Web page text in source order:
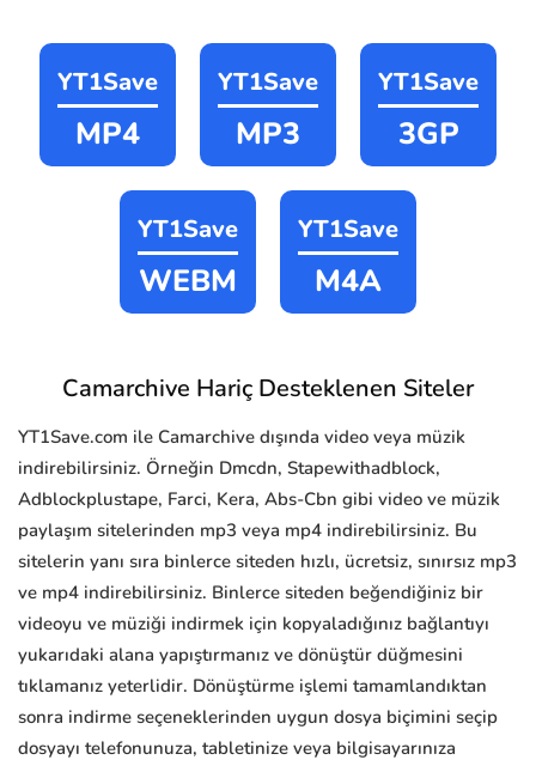
YT1Save
MP4
YT1Save
MP3
YT1Save
3GP
YT1Save
WEBM
YT1Save
M4A
Camarchive Hariç Desteklenen Siteler
YT1Save.com ile Camarchive dışında video veya müzik
indirebilirsiniz. Örneğin Dmcdn, Stapewithadblock,
Adblockplustape, Farci, Kera, Abs-Cbn gibi video ve müzik
paylaşım sitelerinden mp3 veya mp4 indirebilirsiniz. Bu
sitelerin yanı sıra binlerce siteden hızlı, ücretsiz, sınırsız mp3
ve mp4 indirebilirsiniz. Binlerce siteden beğendiğiniz bir
videoyu ve müziği indirmek için kopyaladığınız bağlantıyı
yukarıdaki alana yapıştırmanız ve dönüştür düğmesini
tıklamanız yeterlidir. Dönüştürme işlemi tamamlandıktan
sonra indirme seçeneklerinden uygun dosya biçimini seçip
dosyayı telefonunuza, tabletinize veya bilgisayarınıza